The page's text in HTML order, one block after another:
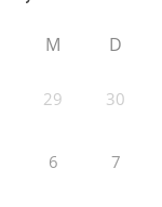
M D
29 30
6 7